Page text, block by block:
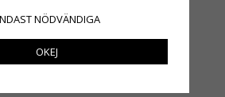
NÖDVÄNDIGA
OKEJ